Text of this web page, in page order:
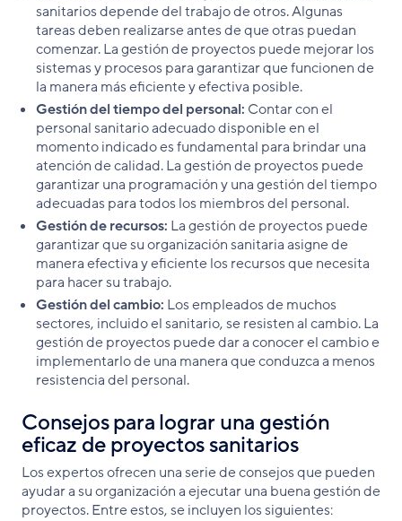
sanitarios depende del trabajo de otros. Algunas
tareas deben realizarse antes de que otras puedan
comenzar. La gestión de proyectos puede mejorar los
sistemas y procesos para garantizar que funcionen de
la manera más eficiente y efectiva posible.
Gestión del tiempo del personal: Contar con el
personal sanitario adecuado disponible en el
momento indicado es fundamental para brindar una
atención de calidad. La gestión de proyectos puede
garantizar una programación y una gestión del tiempo
adecuadas para todos los miembros del personal.
Gestión de recursos: La gestión de proyectos puede
garantizar que su organización sanitaria asigne de
manera efectiva y eficiente los recursos que necesita
para hacer su trabajo.
Gestión del cambio: Los empleados de muchos
sectores, incluido el sanitario, se resisten al cambio. La
gestión de proyectos puede dar a conocer el cambio e
implementarlo de una manera que conduzca a menos
resistencia del personal.
Consejos para lograr una gestión
eficaz de proyectos sanitarios
Los expertos ofrecen una serie de consejos que pueden
ayudar a su organización a ejecutar una buena gestión de
proyectos. Entre estos, se incluyen los siguientes: